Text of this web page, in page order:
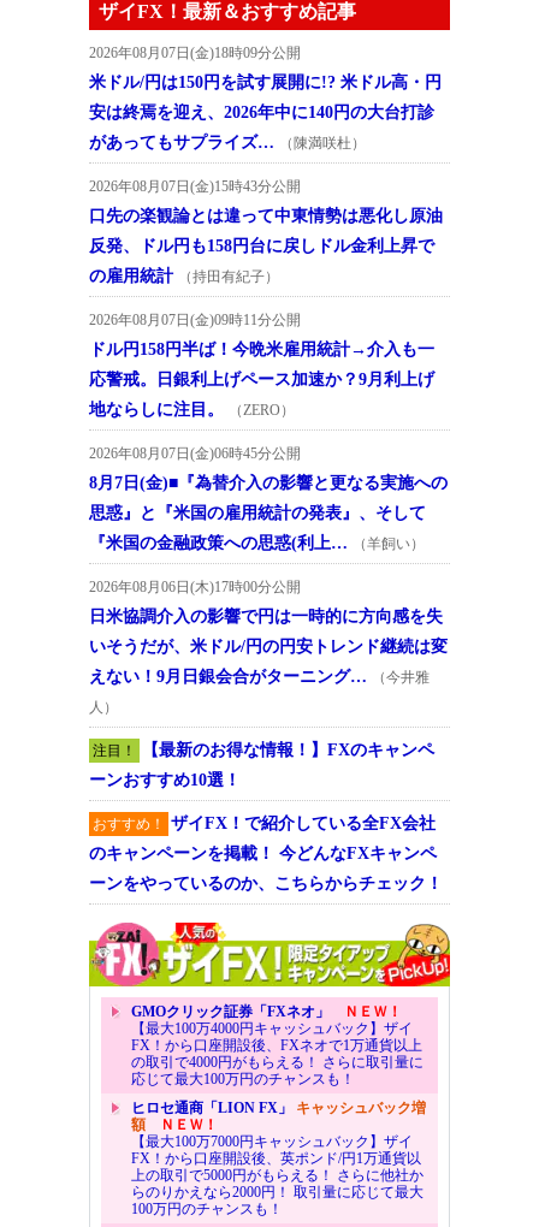
ザイFX！最新＆おすすめ記事
2026年08月07日(金)18時09分公開
米ドル/円は150円を試す展開に!? 米ドル高・円
安は終焉を迎え、2026年中に140円の大台打診
があってもサプライズ…
（陳満咲杜）
2026年08月07日(金)15時43分公開
口先の楽観論とは違って中東情勢は悪化し原油
反発、ドル円も158円台に戻しドル金利上昇で
の雇用統計
（持田有紀子）
2026年08月07日(金)09時11分公開
ドル円158円半ば！今晩米雇用統計→介入も一
応警戒。日銀利上げペース加速か？9月利上げ
地ならしに注目。
（ZERO）
2026年08月07日(金)06時45分公開
8月7日(金)■『為替介入の影響と更なる実施への
思惑』と『米国の雇用統計の発表』、そして
『米国の金融政策への思惑(利上…
（羊飼い）
2026年08月06日(木)17時00分公開
日米協調介入の影響で円は一時的に方向感を失
いそうだが、米ドル/円の円安トレンド継続は変
えない！9月日銀会合がターニング…
（今井雅
人）
注目！
【最新のお得な情報！】FXのキャンペ
ーンおすすめ10選！
おすすめ！
ザイFX！で紹介している全FX会社
のキャンペーンを掲載！ 今どんなFXキャンペ
ーンをやっているのか、こちらからチェック！
GMOクリック証券「FXネオ」
ＮＥＷ！
【最大100万4000円キャッシュバック】ザイ
FX！から口座開設後、FXネオで1万通貨以上
の取引で4000円がもらえる！ さらに取引量に
応じて最大100万円のチャンスも！
ヒロセ通商「LION FX」 キャッシュバック増
額ＮＥＷ！
【最大100万7000円キャッシュバック】ザイ
FX！から口座開設後、英ポンド/円1万通貨以
上の取引で5000円がもらえる！ さらに他社か
らのりかえなら2000円！ 取引量に応じて最大
100万円のチャンスも！